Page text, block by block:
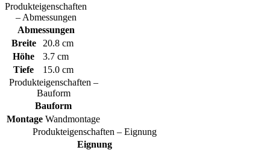
Produkteigenschaften
– Abmessungen
Abmessungen
Breite
20.8 cm
Höhe
3.7 cm
Tiefe
15.0 cm
Produkteigenschaften –
Bauform
Bauform
Montage Wandmontage
Produkteigenschaften – Eignung
Eignung